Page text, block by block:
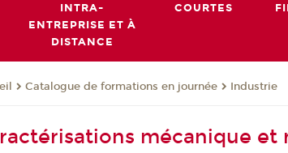
INTRA-
ENTREPRISE ET À
DISTANCE
COURTES
Catalogue de formations en journée Industrie
mécanique et